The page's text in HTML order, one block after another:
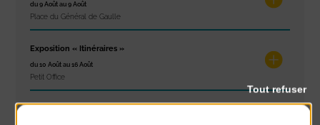
du 9 Août au 9 Août
Place du Général de Gaulle
Exposition « Itinéraires »
du 10 Août au 16 Août
Petit Office
Tout refuser